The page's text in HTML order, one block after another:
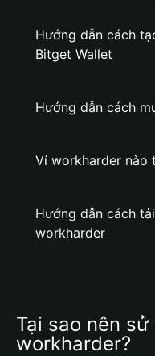
Hướng dẫn cách
Bitget Wallet
Hướng dẫn cách
Ví workharder nào
Hướng dẫn cách
workharder
Tại sao nên
workharder?